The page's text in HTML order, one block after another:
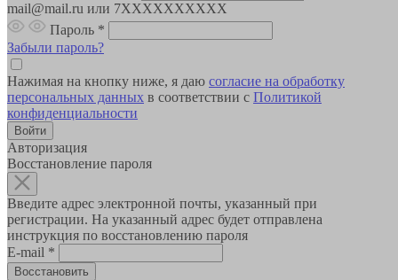
mail@mail.ru или 7XXXXXXXXXX
Пароль *
Забыли пароль?
Нажимая на кнопку ниже, я даю согласие на обработку
персональных данных в соответствии с Политикой
конфиденциальности
Авторизация
Восстановление пароля
Введите адрес электронной почты, указанный при
регистрации. На указанный адрес будет отправлена
инструкция по восстановлению пароля
E-mail *